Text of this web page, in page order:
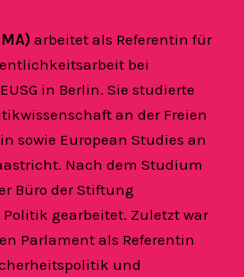
arbeitet als Referentin für
bei
EUSG in Berlin. Sie studierte
an der Freien
sowie European Studies an
Nach dem Studium
Büro der Stiftung
gearbeitet. Zuletzt war
Parlament als Referentin
und